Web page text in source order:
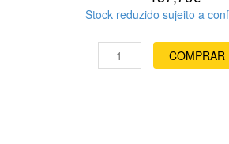
Stock reduzido sujeito a
COMPRAR